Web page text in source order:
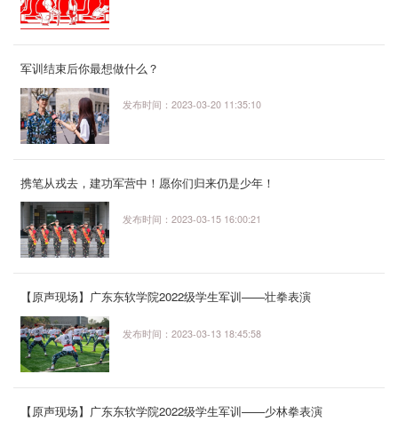
军训结束后你最想做什么？
发布时间：2023-03-20 11:35:10
携笔从戎去，建功军营中！愿你们归来仍是少年！
发布时间：2023-03-15 16:00:21
【原声现场】广东东软学院2022级学生军训——壮拳表演
发布时间：2023-03-13 18:45:58
【原声现场】广东东软学院2022级学生军训——少林拳表演